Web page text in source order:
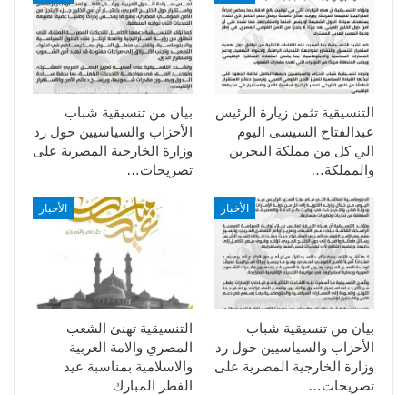
بيان من تنسيقية شباب
الأحزاب والسياسيين حول رد
وزارة الخارجية المصرية على
تصريحات…
التنسيقية تثمن زيارة الرئيس
عبدالفتاح السيسى اليوم
الي كل من مملكة البحرين
والمملكة…
الأخبار
التنسيقية تهنئ الشعب
المصري والامة العربية
والاسلامية بمناسبة عيد
الفطر المبارك
الأخبار
بيان من تنسيقية شباب
الأحزاب والسياسيين حول رد
وزارة الخارجية المصرية على
تصريحات…